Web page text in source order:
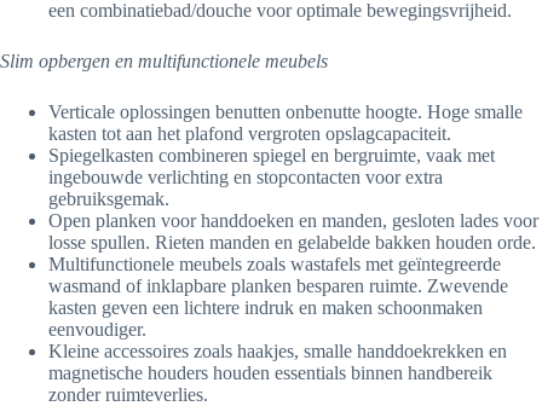
een combinatiebad/douche voor optimale bewegingsvrijheid.
Slim opbergen en multifunctionele meubels
Verticale oplossingen benutten onbenutte hoogte. Hoge smalle
kasten tot aan het plafond vergroten opslagcapaciteit.
Spiegelkasten combineren spiegel en bergruimte, vaak met
ingebouwde verlichting en stopcontacten voor extra
gebruiksgemak.
Open planken voor handdoeken en manden, gesloten lades voor
losse spullen. Rieten manden en gelabelde bakken houden orde.
Multifunctionele meubels zoals wastafels met geïntegreerde
wasmand of inklapbare planken besparen ruimte. Zwevende
kasten geven een lichtere indruk en maken schoonmaken
eenvoudiger.
Kleine accessoires zoals haakjes, smalle handdoekrekken en
magnetische houders houden essentials binnen handbereik
zonder ruimteverlies.